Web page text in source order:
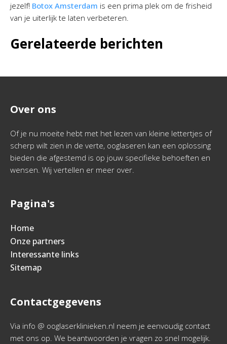
jezelf! Botox Amsterdam is een prima plek om de frisheid
van je uiterlijk te laten verbeteren.
Gerelateerde berichten
Over ons
Of je nu moeite hebt met het lezen van kleine lettertjes of
scherp wilt zien in de verte, ooglaseren kan een oplossing
bieden die afgestemd is op jouw specifieke behoeften en
wensen. Wij vertellen er meer over.
Pagina's
Home
Onze partners
Interessante links
Sitemap
Contactgegevens
Via info @ ooglaserklinieken.nl neem je eenvoudig contact
met ons op. We beantwoorden je vragen zo snel mogelijk.